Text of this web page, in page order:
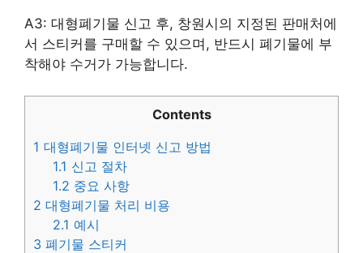
A3: 대형폐기물 신고 후, 창원시의 지정된 판매처에
서 스티커를 구매할 수 있으며, 반드시 폐기물에 부
착해야 수거가 가능합니다.
Contents
1 대형폐기물 인터넷 신고 방법
1.1 신고 절차
1.2 중요 사항
2 대형폐기물 처리 비용
2.1 예시
3 폐기물 스티커